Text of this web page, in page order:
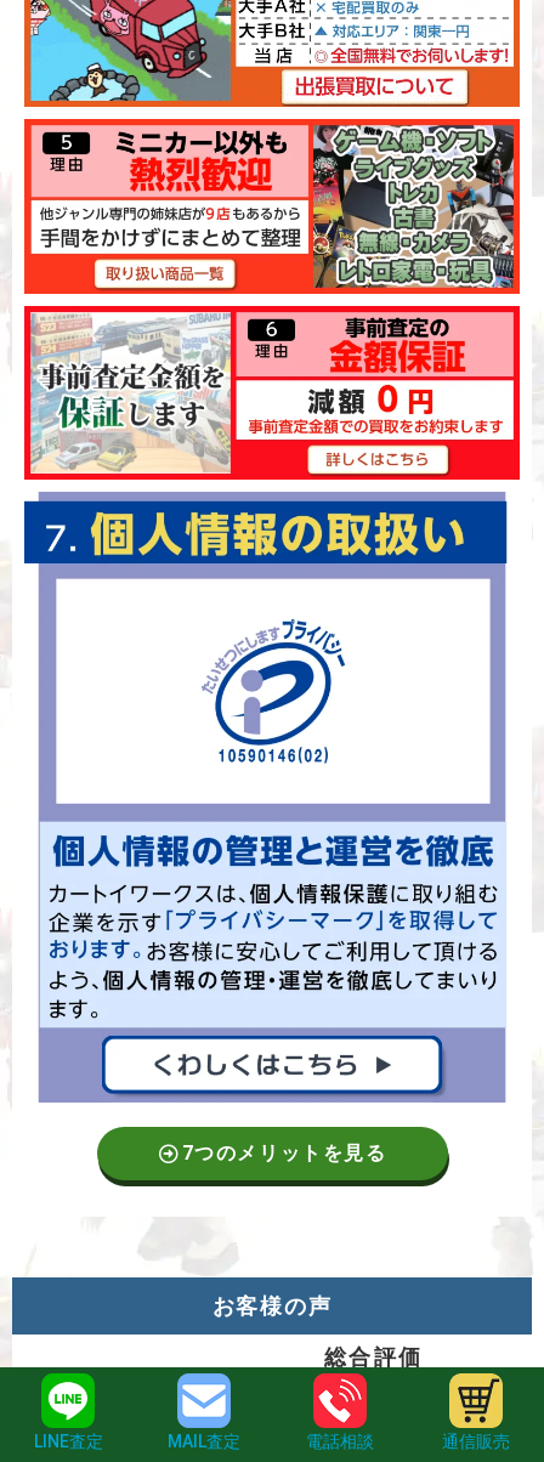
7つのメリットを見る
お客様の声
☆☆☆ ☆
総合評価
4.85
LINE査定 MAIL査定 電話相談 通信販売